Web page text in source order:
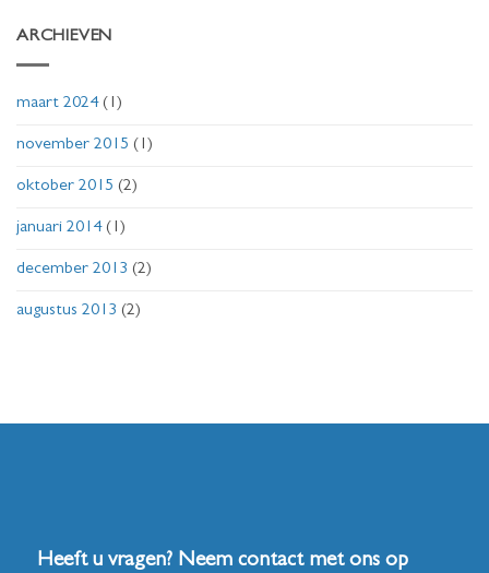
ARCHIEVEN
maart 2024(1)
november 2015 (1)
oktober 2015 (2)
januari 2014(1)
december 2013 (2)
augustus 2013 (2)
Heeft u vragen? Neem contact met ons op